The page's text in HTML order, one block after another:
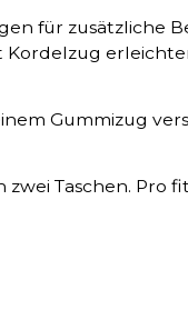
für zusätzliche
Kordelzug
Gummizug
Taschen. Pro